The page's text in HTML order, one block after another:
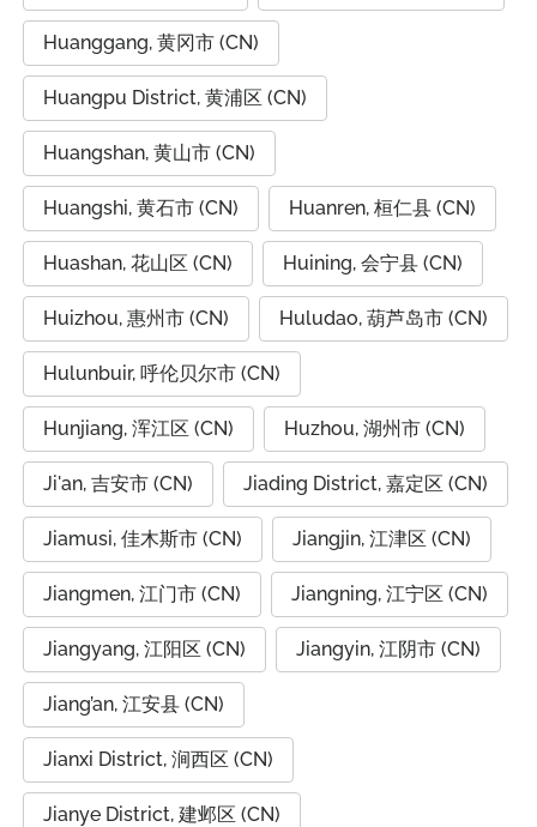
Huanggang, 黄冈市 (CN)
Huangpu District, 黄浦区 (CN)
Huangshan, 黄山市 (CN)
Huangshi, 黄石市 (CN) Huanren, 桓仁县 (CN)
Huashan, 花山区 (CN) Huining, 会宁县 (CN)
Huizhou, 惠州市 (CN) Huludao, 葫芦岛市 (CN)
Hulunbuir, 呼伦贝尔市 (CN)
Hunjiang, 浑江区 (CN) Huzhou, 湖州市 (CN)
Ji'an, 吉安市 (CN) Jiading District, 嘉定区 (CN)
Jiamusi, 佳木斯市 (CN) Jiangjin, 江津区 (CN)
Jiangmen, 江门市 (CN) Jiangning, 江宁区 (CN)
Jiangyang, 江阳区 (CN) Jiangyin, 江阴市 (CN)
Jiang’an, 江安县 (CN)
Jianxi District, 涧西区 (CN)
Jianye District, 建邺区 (CN)